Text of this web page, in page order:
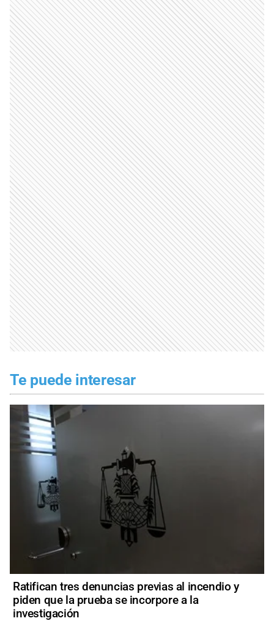
Te puede interesar
Ratifican tres denuncias previas al incendio y
piden que la prueba se incorpore a la
investigación